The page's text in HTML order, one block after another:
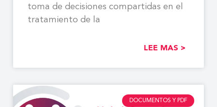
toma de decisiones compartidas en el
tratamiento de la
LEE MAS >
DOCUMENTOS Y PDF